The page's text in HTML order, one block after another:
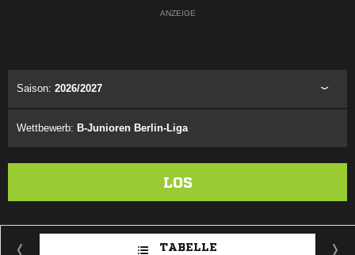
ANZEIGE
Saison: 2026/2027
Wettbewerb: B-Junioren Berlin-Liga
LOS
TABELLE